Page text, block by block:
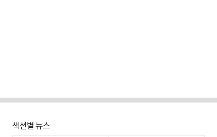
섹션별 뉴스